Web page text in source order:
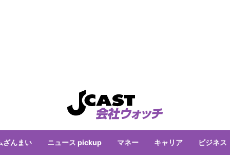
ざんまい ニュース pickup マネー キャリア ビジネス